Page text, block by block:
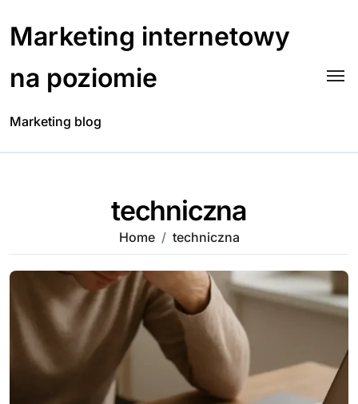
content
Marketing internetowy
na poziomie
Marketing blog
techniczna
Home techniczna